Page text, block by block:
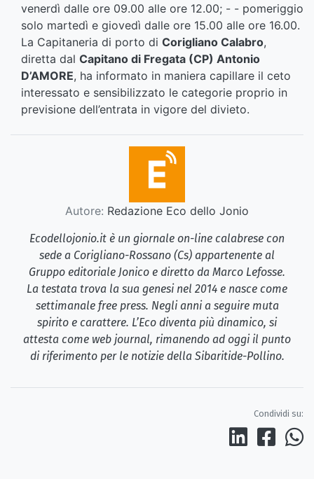
venerdì dalle ore 09.00 alle ore 12.00; - - pomeriggio
solo martedì e giovedì dalle ore 15.00 alle ore 16.00.
La Capitaneria di porto di Corigliano Calabro,
diretta dal Capitano di Fregata (CP) Antonio
D’AMORE, ha informato in maniera capillare il ceto
interessato e sensibilizzato le categorie proprio in
previsione dell’entrata in vigore del divieto.
Autore: Redazione Eco dello Jonio
Ecodellojonio.it è un giornale on-line calabrese con
sede a Corigliano-Rossano (Cs) appartenente al
Gruppo editoriale Jonico e diretto da Marco Lefosse.
La testata trova la sua genesi nel 2014 e nasce come
settimanale free press. Negli anni a seguire muta
spirito e carattere. L’Eco diventa più dinamico, si
attesta come web journal, rimanendo ad oggi il punto
di riferimento per le notizie della Sibaritide-Pollino.
Condividi su: